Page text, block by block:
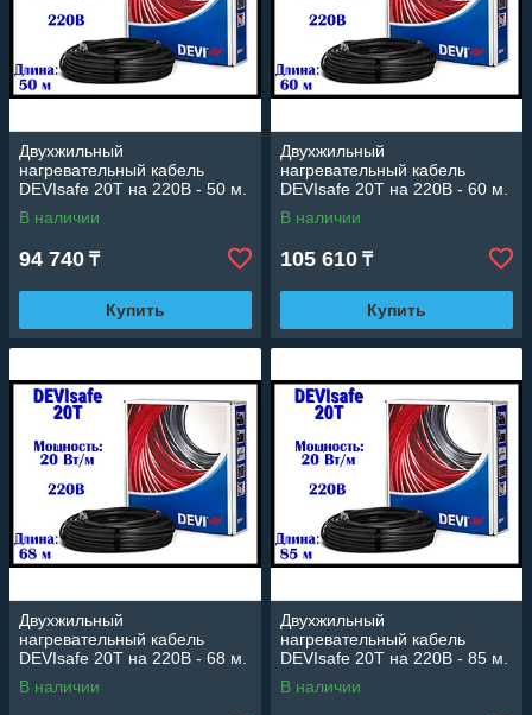
Двухжильный
нагревательный кабель
DEVIsafe 20T на 220В - 50 м.
(DTCE-20, длина: 50 м.,
мощность: 1000 Вт)
В наличии
94 740 ₸
Купить
Двухжильный
нагревательный кабель
DEVIsafe 20T на 220В - 60 м.
(DTCE-20, длина: 60 м.,
мощность: 1200 Вт)
В наличии
105 610 ₸
Купить
Двухжильный
нагревательный кабель
DEVIsafe 20T на 220В - 68 м.
(DTCE-20, длина: 68 м.,
мощность: 1365 Вт)
В наличии
Двухжильный
нагревательный кабель
DEVIsafe 20T на 220В - 85 м.
(DTCE-20, длина: 85 м.,
мощность: 1700 Вт)
В наличии